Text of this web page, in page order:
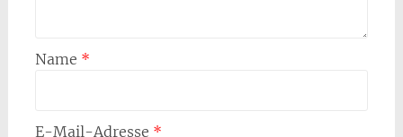
Name *
E-Mail-Adresse *